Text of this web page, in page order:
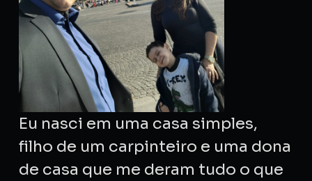
Eu nasci em uma casa simples,
filho de um carpinteiro e uma dona
de casa que me deram tudo o que